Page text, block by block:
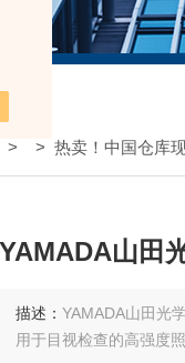
> > 热卖！中国仓库
描述：
用于目视检查的高强度